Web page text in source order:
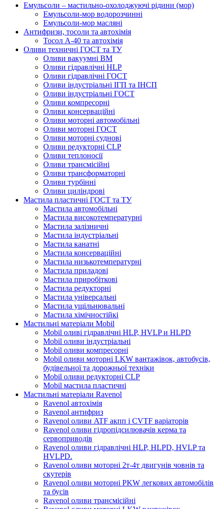
Емульсоли – мастильно-охолоджуючі рідини (мор)
Емульсоли-мор водорозчинні
Емульсоли-мор масляні
Антифризи, тосоли та автохімія
Тосол А-40 та автохімія
Оливи техничні ГОСТ та ТУ
Оливи вакуумні ВМ
Оливи гідравлічні HLP
Оливи гідравлічні ГОСТ
Оливи індустріальні ІГП та ІНСП
Оливи індустріальні ГОСТ
Оливи компресорні
Оливи консерваційні
Оливи моторні автомобільні
Оливи моторні ГОСТ
Оливи моторні суднові
Оливи редукторні CLP
Оливи теплоносії
Оливи трансмісійні
Оливи трансформаторні
Оливи турбінні
Оливи циліндрові
Мастила пластичні ГОСТ та ТУ
Мастила автомобільні
Мастила високотемпературні
Мастила залізничні
Мастила індустріальні
Мастила канатні
Мастила консерваційні
Мастила низькотемпературні
Мастила приладові
Мастила приробіткові
Мастила редукторні
Мастила універсальні
Мастила ущільнювальні
Мастила хімічностійкі
Мастильні матеріали Mobil
Mobil оливі гідравлічні HLP, HVLP и HLPD
Mobil оливи індустріальні
Mobil оливи компресорні
Mobil оливи моторні LKW вантажівок, автобусів,
будівельної та дорожньої техніки
Mobil оливи редукторні CLP
Mobil мастила пластичні
Мастильні матеріали Ravenol
Ravenol автохімія
Ravenol антифриз
Ravenol оливи ATF акпп і CVTF варіаторів
Ravenol оливи гідропідсилювачів керма та
сервоприводів
Ravenol оливи гідравлічні HLP, HLPD, HVLP та
HVLPD.
Ravenol оливи моторні 2т-4т двигунів човнів та
скутерів
Ravenol оливи моторні PKW легкових автомобілів
та бусів
Ravenol оливи трансмісійні